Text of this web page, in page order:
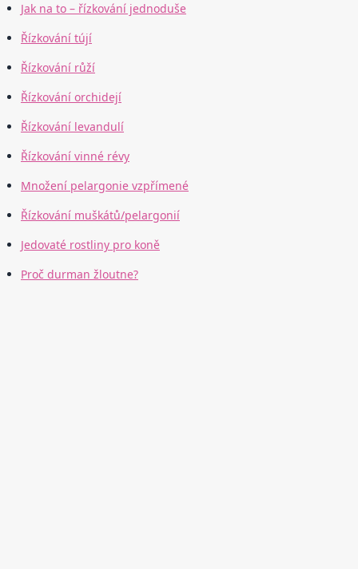
Jak na to – řízkování jednoduše
Řízkování tújí
Řízkování růží
Řízkování orchidejí
Řízkování levandulí
Řízkování vinné révy
Množení pelargonie vzpřímené
Řízkování muškátů/pelargonií
Jedovaté rostliny pro koně
Proč durman žloutne?